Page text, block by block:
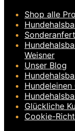
Shop alle
Weisner
Unser Blog
Hundeleinen
Glückliche
Cookie-